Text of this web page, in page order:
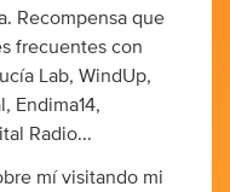
Recompensa que
frecuentes con
Lab, WindUp,
Endima14,
Radio...
mí visitando mi